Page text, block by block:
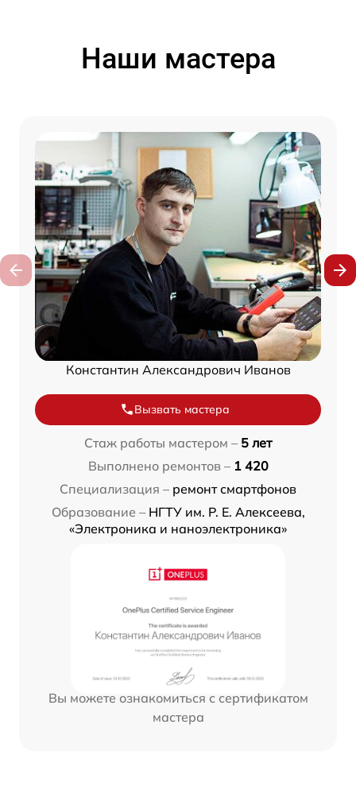
Наши мастера
Константин Александрович Иванов
Вызвать мастера
Стаж работы мастером – 5 лет
Выполнено ремонтов – 1 420
Специализация – ремонт смартфонов
Образование – НГТУ им. Р. Е. Алексеева,
«Электроника и наноэлектроника»
Вы можете ознакомиться с сертификатом
мастера